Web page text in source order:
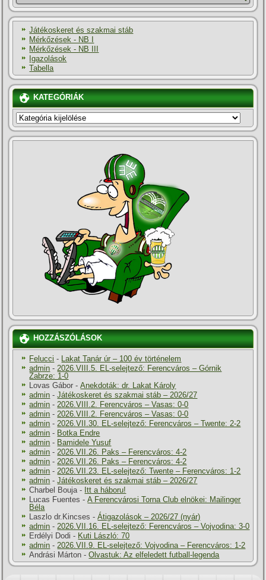
Játékoskeret és szakmai stáb
Mérkőzések - NB I
Mérkőzések - NB III
Igazolások
Tabella
KATEGÓRIÁK
KATEGÓRIÁK
HOZZÁSZÓLÁSOK
Felucci - Lakat Tanár úr – 100 év történelem
admin -2026.VIII.5. EL-selejtező: Ferencváros – Górnik
Zabrze: 1-0
Lovas Gábor -Anekdoták: dr. Lakat Károly
admin -Játékoskeret és szakmai stáb – 2026/27
admin -2026.VIII.2. Ferencváros – Vasas: 0-0
admin -2026.VIII.2. Ferencváros – Vasas: 0-0
admin -2026.VII.30. EL-selejtező: Ferencváros – Twente: 2-2
admin - Botka Endre
admin - Bamidele Yusuf
admin -2026.VII.26. Paks – Ferencváros: 4-2
admin -2026.VII.26. Paks – Ferencváros: 4-2
admin -2026.VII.23. EL-selejtező: Twente – Ferencváros: 1-2
admin -Játékoskeret és szakmai stáb – 2026/27
Charbel Bouja- Itt a háboru!
Lucas Fuentes -A Ferencvárosi Torna Club elnökei: Mailinger
Béla
Laszlo dr.Kincses -Átigazolások – 2026/27 (nyár)
admin -2026.VII.16. EL-selejtező: Ferencváros – Vojvodina: 3-0
Erdélyi Dodi - Kuti László: 70
admin -2026.VII.9. EL-selejtező: Vojvodina – Ferencváros: 1-2
Andrási Márton -Olvastuk: Az elfeledett futball-legenda